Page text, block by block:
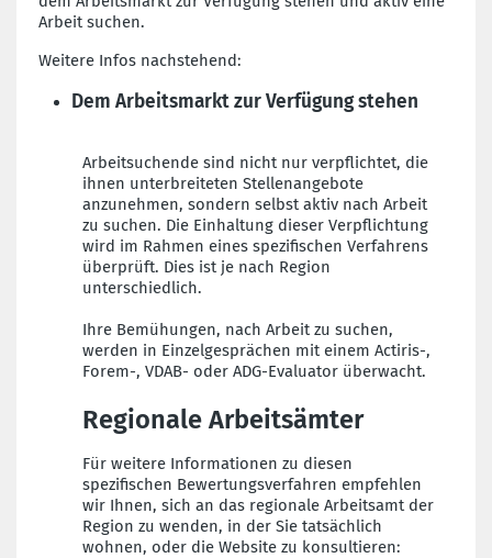
Arbeit suchen.
Weitere Infos nachstehend:
Dem Arbeitsmarkt zur Verfügung stehen
Arbeitsuchende sind nicht nur verpflichtet, die
ihnen unterbreiteten Stellenangebote
anzunehmen, sondern selbst aktiv nach Arbeit
zu suchen. Die Einhaltung dieser Verpflichtung
wird im Rahmen eines spezifischen Verfahrens
überprüft. Dies ist je nach Region
unterschiedlich.
Ihre Bemühungen, nach Arbeit zu suchen,
werden in Einzelgesprächen mit einem Actiris-,
Forem-, VDAB- oder ADG-Evaluator überwacht.
Regionale Arbeitsämter
Für weitere Informationen zu diesen
spezifischen Bewertungsverfahren empfehlen
wir Ihnen, sich an das regionale Arbeitsamt der
Region zu wenden, in der Sie tatsächlich
wohnen, oder die Website zu konsultieren: